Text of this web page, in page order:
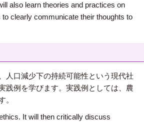
also learn theories and practices on
clearly communicate their thoughts to
人口減少下の持続可能性という現代社
践例を学びます。実践例としては、農
。
It will then critically discuss